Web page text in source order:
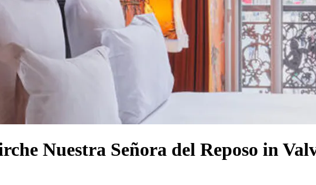
Nuestra Señora del Reposo in